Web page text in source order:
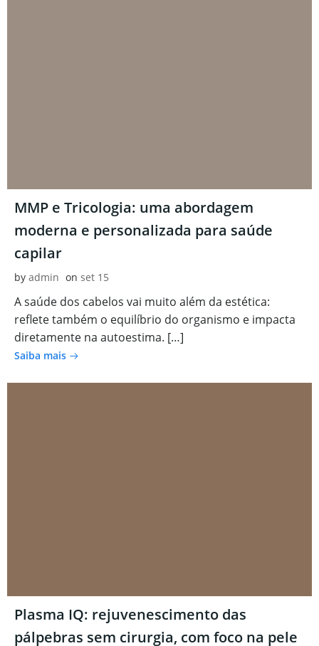
MMP e Tricologia: uma abordagem
moderna e personalizada para saúde
capilar
by admin on set 15
A saúde dos cabelos vai muito além da estética:
reflete também o equilíbrio do organismo e impacta
diretamente na autoestima. […]
Saiba mais
Plasma IQ: rejuvenescimento das
pálpebras sem cirurgia, com foco na pele